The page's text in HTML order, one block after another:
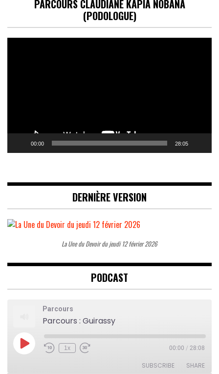
PARCOURS CLAUDIANE KAPIA NOBANA
(PODOLOGUE)
00:00 28:05
DERNIÈRE VERSION
La Une du Devoir du jeudi 12 février 2026
PODCAST
Parcours
Parcours : Guirassy
Play
Episode
Rewind
1x
Fast
00:00 / 28:08
SUBSCRIBE SHARE